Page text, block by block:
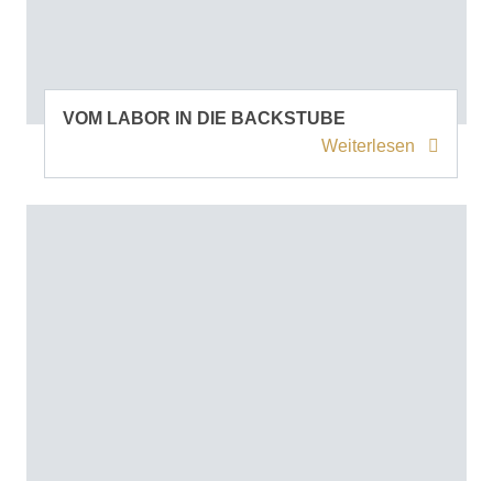
VOM LABOR IN DIE BACKSTUBE
Weiterlesen